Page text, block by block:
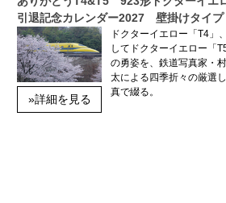
引退記念カレンダー2027 壁掛けタイプ
»詳細を見る
ドクターイエロー「T4」
してドクターイエロー「T5
の勇姿を、鉄道写真家・
太による四季折々の厳選
真で綴る。